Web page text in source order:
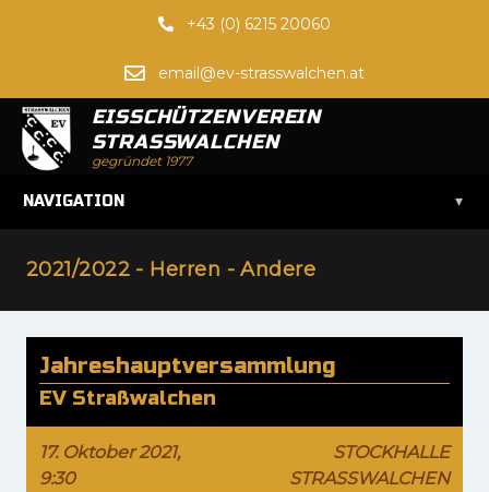
+43 (0) 6215 20060
email@ev-strasswalchen.at
EISSCHÜTZENVEREIN
STRASSWALCHEN
gegründet 1977
NAVIGATION ▾
2021/2022 - Herren - Andere
Jahreshauptversammlung
EV Straßwalchen
17. Oktober 2021,
9:30
STOCKHALLE
STRASSWALCHEN